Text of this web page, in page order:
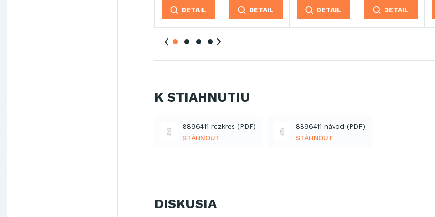
DETAIL DETAIL DETAIL DETAIL
K STIAHNUTIU
8896411 rozkres (PDF)
STÁHNOUT
8896411 návod (PDF)
STÁHNOUT
DISKUSIA